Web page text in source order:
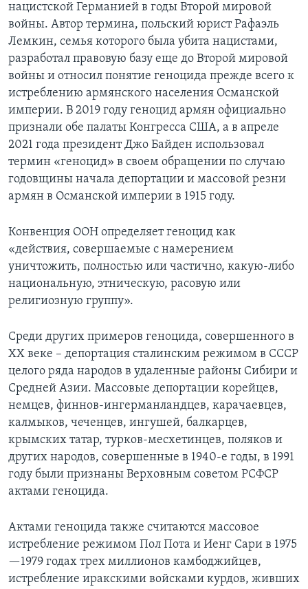
нацистской Германией в годы Второй мировой
войны. Автор термина, польский юрист Рафаэль
Лемкин, семья которого была убита нацистами,
разработал правовую базу еще до Второй мировой
войны и относил понятие геноцида прежде всего к
истреблению армянского населения Османской
империи. В 2019 году геноцид армян официально
признали обе палаты Конгресса США, а в апреле
2021 года президент Джо Байден использовал
термин «геноцид» в своем обращении по случаю
годовщины начала депортации и массовой резни
армян в Османской империи в 1915 году.
Конвенция ООН определяет геноцид как
«действия, совершаемые с намерением
уничтожить, полностью или частично, какую-либо
национальную, этническую, расовую или
религиозную группу».
Среди других примеров геноцида, совершенного в
XX веке – депортация сталинским режимом в СССР
целого ряда народов в удаленные районы Сибири и
Средней Азии. Массовые депортации корейцев,
немцев, финнов-ингерманландцев, карачаевцев,
калмыков, чеченцев, ингушей, балкарцев,
крымских татар, турков-месхетинцев, поляков и
других народов, совершенные в 1940-е годы, в 1991
году были признаны Верховным советом РСФСР
актами геноцида.
Актами геноцида также считаются массовое
истребление режимом Пол Пота и Иенг Сари в 1975
—1979 годах трех миллионов камбоджийцев,
истребление иракскими войсками курдов, живших